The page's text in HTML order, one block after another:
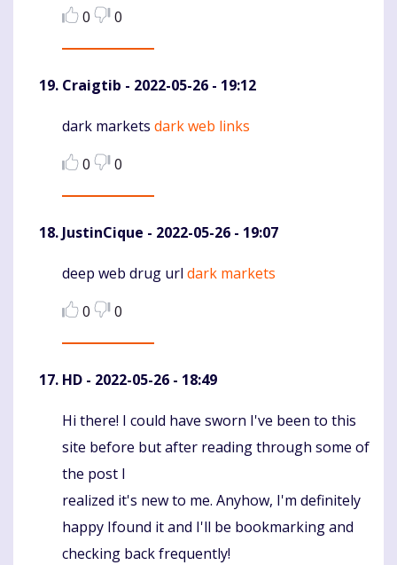
0
0
Craigtib - 2022-05-26 - 19:12
Komentaras
dark markets dark web links
0
0
JustinCique - 2022-05-26 - 19:07
Komentaras
deep web drug url dark markets
0
0
HD - 2022-05-26 - 18:49
Komentaras
Hi there! I could have sworn I've been to this
site before but after reading through some of
the post I
realized it's new to me. Anyhow, I'm definitely
happy Ifound it and I'll be bookmarking and
checking back frequently!